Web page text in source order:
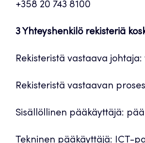
+358 20 743 8100
3 Yhteyshenkilö rekisteriä
Rekisteristä vastaava
Rekisteristä vastaavan
Sisällöllinen pääkäyttäjä:
Tekninen pääkäyttäjä: ICT-